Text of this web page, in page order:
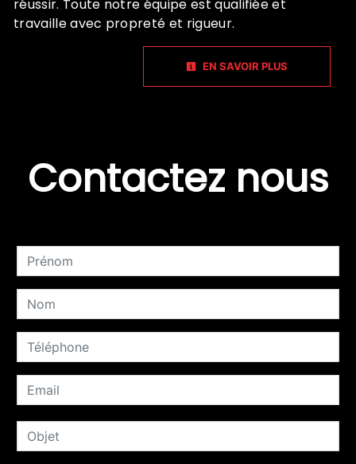
réussir. Toute notre équipe est qualifiée et
travaille avec propreté et rigueur.
EN SAVOIR PLUS
Contactez nous